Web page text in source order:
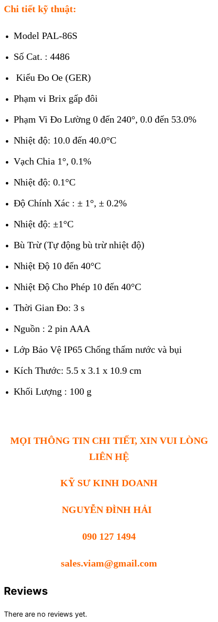
Chi tiết kỹ thuật:
Model PAL-86S
Số Cat. : 4486
Kiểu Đo Oe (GER)
Phạm vi Brix gấp đôi
Phạm Vi Đo Lường 0 đến 240°, 0.0 đến 53.0%
Nhiệt độ: 10.0 đến 40.0°C
Vạch Chia 1°, 0.1%
Nhiệt độ: 0.1°C
Độ Chính Xác : ± 1°, ± 0.2%
Nhiệt độ: ±1°C
Bù Trừ (Tự động bù trừ nhiệt độ)
Nhiệt Độ 10 đến 40°C
Nhiệt Độ Cho Phép 10 đến 40°C
Thời Gian Đo: 3 s
Nguồn : 2 pin AAA
Lớp Bảo Vệ IP65 Chống thấm nước và bụi
Kích Thước: 5.5 x 3.1 x 10.9 cm
Khối Lượng : 100 g
MỌI THÔNG TIN CHI TIẾT, XIN VUI LÒNG
LIÊN HỆ
KỸ SƯ KINH DOANH
NGUYỄN ĐÌNH HẢI
090 127 1494
sales.viam@gmail.com
Reviews
There are no reviews yet.